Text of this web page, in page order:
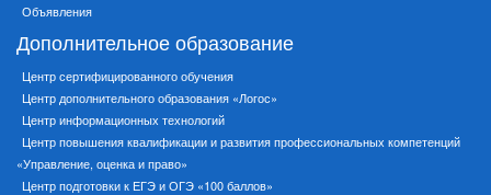
Объявления
Дополнительное образование
Центр сертифицированного обучения
Центр дополнительного образования «Логос»
Центр информационных технологий
Центр повышения квалификации и развития профессиональных компетенций
«Управление, оценка и право»
Центр подготовки к ЕГЭ и ОГЭ «100 баллов»